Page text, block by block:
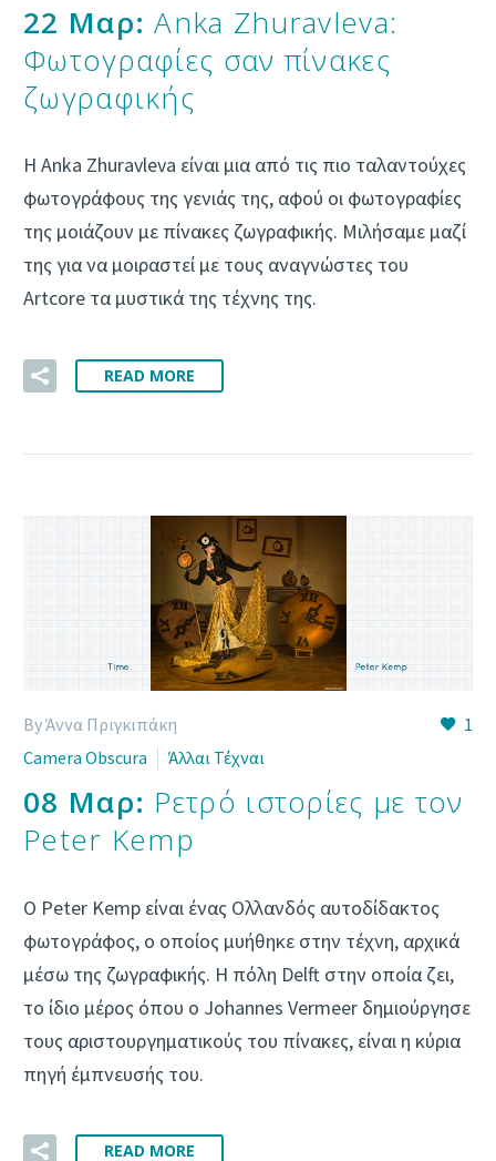
22 Μαρ:Anka Zhuravleva:
Φωτογραφίες σαν πίνακες
ζωγραφικής
Η Anka Zhuravleva είναι μια από τις πιο ταλαντούχες
φωτογράφους της γενιάς της, αφού οι φωτογραφίες
της μοιάζουν με πίνακες ζωγραφικής. Μιλήσαμε μαζί
της για να μοιραστεί με τους αναγνώστες του
Artcore τα μυστικά της τέχνης της.
READ MORE
1
By Άννα Πριγκιπάκη
Camera Obscura
Άλλαι Τέχναι
08 Μαρ: Ρετρό ιστορίες με τον
Peter Kemp
Ο Peter Kemp είναι ένας Ολλανδός αυτοδίδακτος
φωτογράφος, ο οποίος μυήθηκε στην τέχνη, αρχικά
μέσω της ζωγραφικής. Η πόλη Delft στην οποία ζει,
το ίδιο μέρος όπου ο Johannes Vermeer δημιούργησε
τους αριστουργηματικούς του πίνακες, είναι η κύρια
πηγή έμπνευσής του.
READ MORE